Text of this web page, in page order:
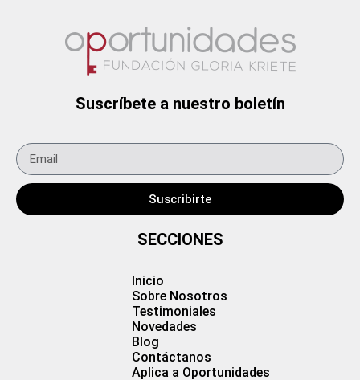
Suscríbete a nuestro boletín
Suscribirte
SECCIONES
Inicio
Sobre Nosotros
Testimoniales
Novedades
Blog
Contáctanos
Aplica a Oportunidades